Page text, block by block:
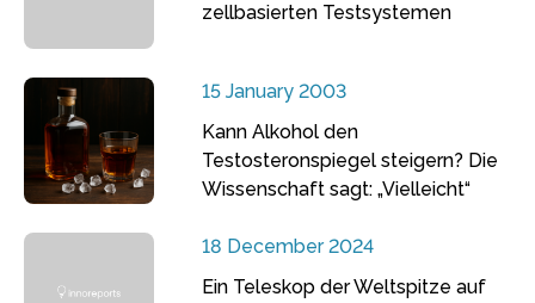
zellbasierten Testsystemen
15 January 2003
Kann Alkohol den
Testosteronspiegel steigern? Die
Wissenschaft sagt: „Vielleicht“
18 December 2024
Ein Teleskop der Weltspitze auf